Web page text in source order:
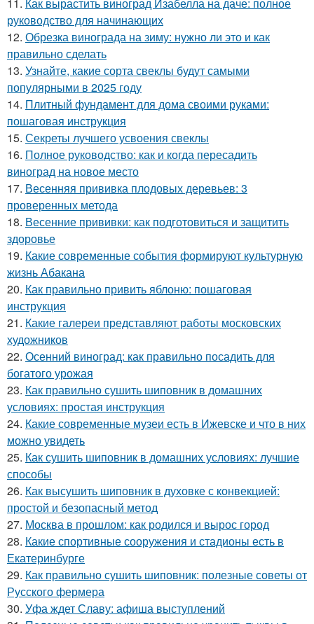
руководство для начинающих
12. Обрезка винограда на зиму: нужно ли это и как
правильно сделать
13. Узнайте, какие сорта свеклы будут самыми
популярными в 2025 году
14. Плитный фундамент для дома своими руками:
пошаговая инструкция
15. Секреты лучшего усвоения свеклы
16. Полное руководство: как и когда пересадить
виноград на новое место
17. Весенняя прививка плодовых деревьев: 3
проверенных метода
18. Весенние прививки: как подготовиться и защитить
здоровье
19. Какие современные события формируют культурную
жизнь Абакана
20. Как правильно привить яблоню: пошаговая
инструкция
21. Какие галереи представляют работы московских
художников
22. Осенний виноград: как правильно посадить для
богатого урожая
23. Как правильно сушить шиповник в домашних
условиях: простая инструкция
24. Какие современные музеи есть в Ижевске и что в них
можно увидеть
25. Как сушить шиповник в домашних условиях: лучшие
способы
26. Как высушить шиповник в духовке с конвекцией:
простой и безопасный метод
27. Москва в прошлом: как родился и вырос город
28. Какие спортивные сооружения и стадионы есть в
Екатеринбурге
29. Как правильно сушить шиповник: полезные советы от
Русского фермера
30. Уфа ждет Славу: афиша выступлений